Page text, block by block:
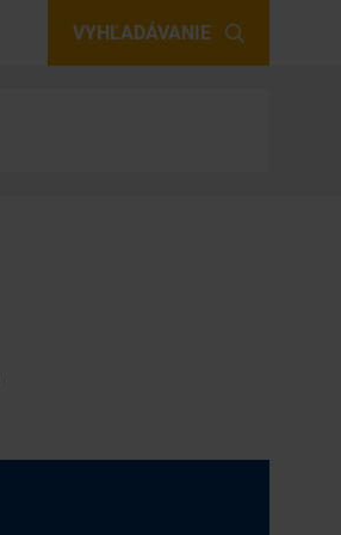
VYHĽADÁVANIE